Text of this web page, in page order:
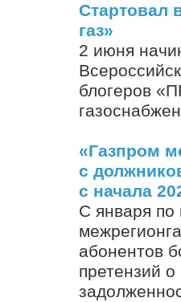
Стартовал
газ»
2 июня
блогеров
«Газпром
с
с начала
С января по
абонентов
претензий